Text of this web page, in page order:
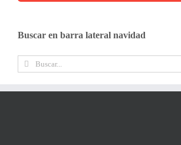
Buscar en barra lateral navidad
Buscar: